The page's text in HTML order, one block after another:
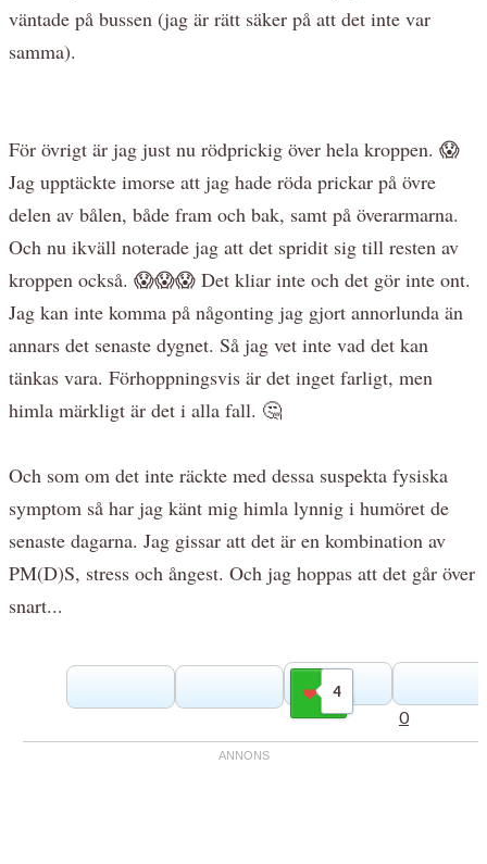
väntade på bussen (jag är rätt säker på att det inte var
samma).
För övrigt är jag just nu rödprickig över hela kroppen. 😱
Jag upptäckte imorse att jag hade röda prickar på övre
delen av bålen, både fram och bak, samt på överarmarna.
Och nu ikväll noterade jag att det spridit sig till resten av
kroppen också. 😱😱😱 Det kliar inte och det gör inte ont.
Jag kan inte komma på någonting jag gjort annorlunda än
annars det senaste dygnet. Så jag vet inte vad det kan
tänkas vara. Förhoppningsvis är det inget farligt, men
himla märkligt är det i alla fall. 🤔
Och som om det inte räckte med dessa suspekta fysiska
symptom så har jag känt mig himla lynnig i humöret de
senaste dagarna. Jag gissar att det är en kombination av
PM(D)S, stress och ångest. Och jag hoppas att det går över
snart...
4
Gilla
0